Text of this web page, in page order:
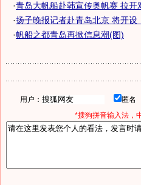
·青岛大帆船赴韩宣传奥帆赛 拉开
·扬子晚报记者赴青岛北京 将开设
·帆船之都青岛再掀信息潮(图)
用户： 匿名
*搜狗拼音输入法，